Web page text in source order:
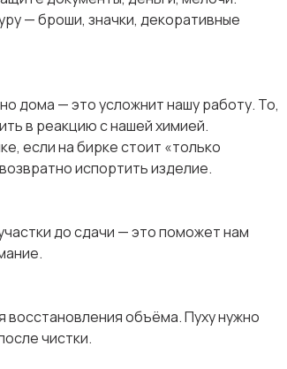
— броши, значки, декоративные
дома — это усложнит нашу работу. То,
в реакцию с нашей химией.
если на бирке стоит «только
испортить изделие.
до сдачи — это поможет нам
восстановления объёма. Пуху нужно
чистки.